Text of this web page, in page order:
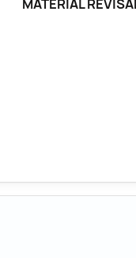
MATERIAL